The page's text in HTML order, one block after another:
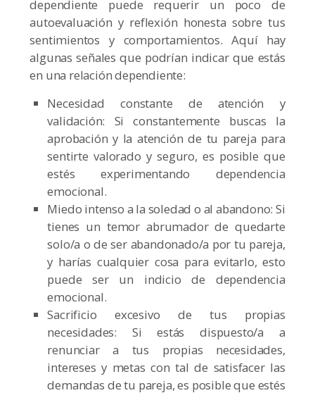
dependiente puede requerir un poco de
autoevaluación y reflexión honesta sobre tus
sentimientos y comportamientos. Aquí hay
algunas señales que podrían indicar que estás
en una relación dependiente:
Necesidad constante de atención y
validación: Si constantemente buscas la
aprobación y la atención de tu pareja para
sentirte valorado y seguro, es posible que
estés experimentando dependencia
emocional.
Miedo intenso a la soledad o al abandono: Si
tienes un temor abrumador de quedarte
solo/a o de ser abandonado/a por tu pareja,
y harías cualquier cosa para evitarlo, esto
puede ser un indicio de dependencia
emocional.
Sacrificio excesivo de tus propias
necesidades: Si estás dispuesto/a a
renunciar a tus propias necesidades,
intereses y metas con tal de satisfacer las
demandas de tu pareja, es posible que estés